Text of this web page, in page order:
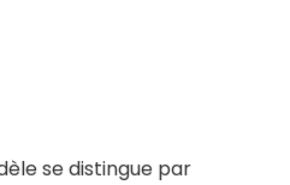
se distingue par